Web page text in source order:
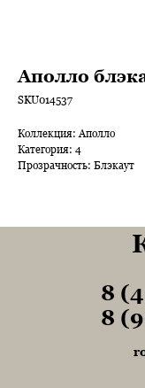
Аполло
SKU014537
Коллекция: Аполло
Категория: 4
Прозрачность: Блэкаут
8
8